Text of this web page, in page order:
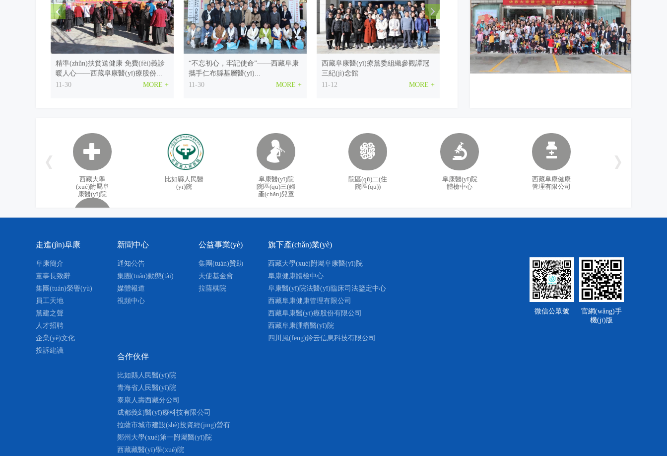
黨章是每名黨員的X光機(jī)，要對照黨章經(jīng)?！绑w檢”！ [11-21]
如何打造品牌醫(yī)生和品牌科室？這里有路徑，速看！ [11-20]
不忘辦院初心永繼服務(wù)健康 西藏阜康醫(yī)療中層管理干部大會召開 [11-11]
萬元酬金，等你拿！西藏康城醫(yī)療管理有限公司面向全社會征集西藏康城腫瘤醫(yī)
院“院徽”啦！
[11-09]
“益童計劃”公益活動9月7日在阜康醫(yī)院婦產(chǎn)兒童院區(qū)開展義診！ [09-06]
西藏阜康醫(yī)院2019年應(yīng)屆高校畢業(yè)生面試邀請函
【擴(kuò)散】“同心 · 共鑄中國心”大型公益義診活動即將開始，北京專家為您免費(fèi)診
治！面向廣大社會群眾，千萬別錯過！
[05-24]
放飛童真夢想 涌動暖暖親情——西藏阜康醫(yī)療股份有限公司第三屆親子活動 [08-13]
協(xié)作能力，更好地為患者服務(wù)
西藏阜康醫(yī)院2017年度先進(jìn)集體及個人表彰
我之存在，因為有你——2018阜康新年團(tuán)拜會
西藏阜康藥店聯(lián)合黨支部組織開展了“低碳生活 綠色出行”
西藏阜康醫(yī)院2016年工作總結(jié)表彰2017年工作部署大會圓滿落幕
2015—2018推進(jìn)工資集體協(xié)商提質(zhì)增效——優(yōu)秀企業(yè)
2017年度拉薩地區(qū)基本醫(yī)療保險綜合考評優(yōu)秀獎
西藏自治區(qū)非公有制企業(yè)就業(yè)20強(qiáng)
西藏自治區(qū)非公有制企業(yè)營業(yè)收入20強(qiáng)
精準(zhǔn)扶貧送健康 免費(fèi)義診
暖人心——西藏阜康醫(yī)療股份...
11-30
MORE +
“不忘初心，牢記使命”——西藏阜康
攜手仁布縣基層醫(yī)...
11-30
MORE +
西藏阜康醫(yī)療黨委組織參觀譚冠
三紀(jì)念館
11-12
MORE +
西藏阜康醫(yī)療股份有限公司黨委
召開“不忘初心 牢記使...
踐行“不忘初心 牢記使命”——西藏阜
區(qū)第九巡回指導(dǎo)組劉家杰一
西藏阜康醫(yī)療股份有限公司黨委
召開“不忘初心 牢記使...
09-30
西藏阜康醫(yī)療黨委積極開展“不忘
MORE +
(xié)作能力，更好地為患者服務(wù)
西藏大學
(xué)附屬阜
康醫(yī)院
比如縣人民醫
(yī)院
阜康醫(yī)院
院區(qū)三(婦
產(chǎn)兒童
院區(qū)二(住
院區(qū))
阜康醫(yī)院
體檢中心
西藏阜康健康
管理有限公司
西藏阜康天使
走進(jìn)阜康
阜康簡介
董事長致辭
集團(tuán)榮譽(yù)
員工天地
黨建之聲
人才招聘
企業(yè)文化
投訴建議
新聞中心
通知公告
集團(tuán)動態(tài)
媒體報道
視頻中心
公益事業(yè)
集團(tuán)贊助
天使基金會
拉薩棋院
旗下產(chǎn)業(yè)
西藏大學(xué)附屬阜康醫(yī)院
阜康健康體檢中心
阜康醫(yī)院法醫(yī)臨床司法鑒定中心
西藏阜康健康管理有限公司
西藏阜康醫(yī)療股份有限公司
西藏阜康腫瘤醫(yī)院
四川風(fēng)鈴云信息科技有限公司
合作伙伴
比如縣人民醫(yī)院
青海省人民醫(yī)院
泰康人壽西藏分公司
成都義幻醫(yī)療科技有限公司
拉薩市城市建設(shè)投資經(jīng)營有
限公司
鄭州大學(xué)第一附屬醫(yī)院
西藏藏醫(yī)學(xué)院
微信公眾號
官網(wǎng)手
機(jī)版